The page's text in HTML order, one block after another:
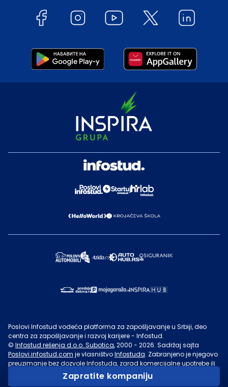
Zapratite kompaniju
Poslovi Infostud vodeća platforma za zapošljavanje u Srbiji, deo
centra za zapošljavanje i razvoj karijere - Infostud.
© Infostud rešenja d.o.o. Subotica, 2000 - 2026. Sadržaj sajta
Poslovi.infostud.com je vlasništvoInfostuda. Zabranjeno je njegovo
preuzimanje bez dozvoleInfostuda, zarad komercijalne upotrebe ili
u druge svrhe, osim za lične potrebe posetilaca sajta.